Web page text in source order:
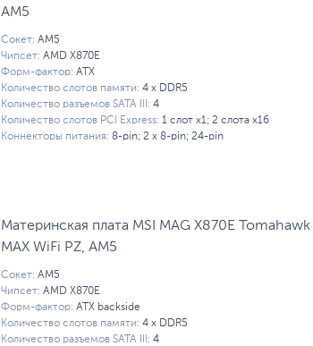
AM5
Сокет: AM5
Чипсет: AMD X870E
Форм-фактор: ATX
Количество слотов памяти: 4 x DDR5
Количество разъемов SATA III: 4
Количество слотов PCI Express: 1 слот x1; 2 слота x16
Коннекторы питания: 8-pin; 2 x 8-pin; 24-pin
Материнская плата MSI MAG X870E Tomahawk
MAX WiFi PZ, AM5
Сокет: AM5
Чипсет: AMD X870E
Форм-фактор: ATX backside
Количество слотов памяти: 4 x DDR5
Количество разъемов SATA III: 4